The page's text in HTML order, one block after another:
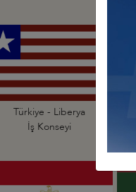
Türkiye - Liberya
İş Konseyi